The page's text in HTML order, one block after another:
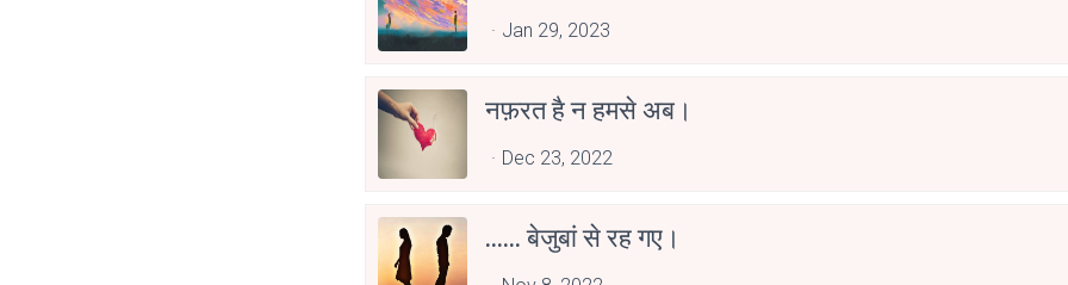
Jan 29, 2023
नफ़रत है न हमसे अब।
Dec 23, 2022
...... बेजुबां से रह गए।